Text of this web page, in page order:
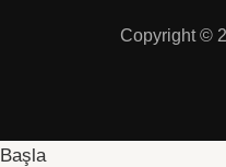
Copyright ©
Başla